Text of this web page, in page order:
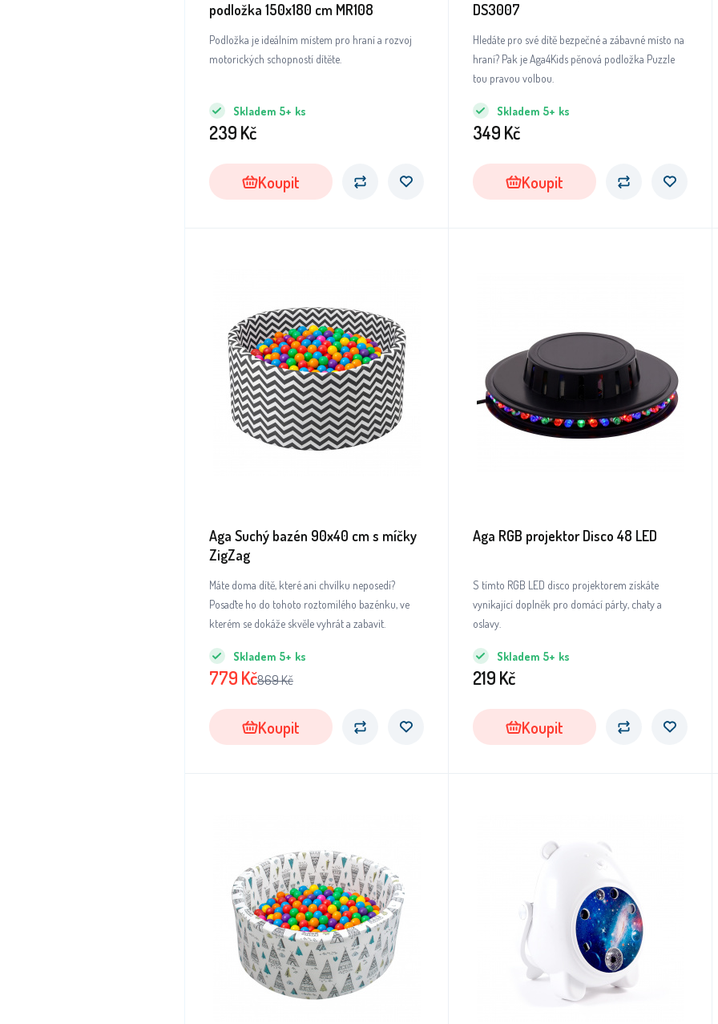
podložka 150x180 cm MR108
Podložka je ideálním místem pro hraní a rozvoj
motorických schopností dítěte.
Skladem 5+ ks
239 Kč
Koupit
DS3007
Hledáte pro své dítě bezpečné a zábavné místo na
hraní? Pak je Aga4Kids pěnová podložka Puzzle
tou pravou volbou.
Skladem 5+ ks
349 Kč
Koupit
Aga Suchý bazén 90x40 cm s míčky
ZigZag
Máte doma dítě, které ani chvílku neposedí?
Posaďte ho do tohoto roztomilého bazénku, ve
kterém se dokáže skvěle vyhrát a zabavit.
Skladem 5+ ks
779 Kč869Kč
Koupit
Aga RGB projektor Disco 48 LED
S tímto RGB LED disco projektorem získáte
vynikající doplněk pro domácí párty, chaty a
oslavy.
Skladem 5+ ks
219 Kč
Koupit